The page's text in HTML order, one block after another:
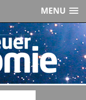
MENU